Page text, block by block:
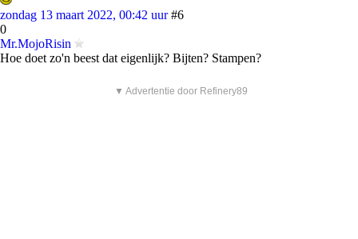
zondag 13 maart 2022, 00:42 uur #6
0
Mr.MojoRisin
Hoe doet zo'n beest dat eigenlijk? Bijten? Stampen?
▼ Advertentie door Refinery89